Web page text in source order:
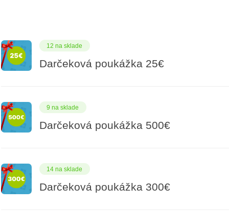
12 na sklade
Darčeková poukážka 25€
9 na sklade
Darčeková poukážka 500€
14 na sklade
Darčeková poukážka 300€